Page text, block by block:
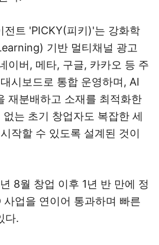
전트 'PICKY(피키)'는 강화학
기반 멀티채널 광고
이버, 메타, 구글, 카카오 등 주
시보드로 통합 운영하며, AI
재분배하고 소재를 최적화한
는 초기 창업자도 복잡한 세
작할 수 있도록 설계된 것이
8월 창업 이후 1년 반 만에 정
사업을 연이어 통과하며 빠른
다.